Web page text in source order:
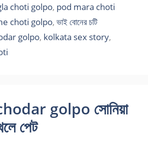
choti golpo, pod mara choti
choti golpo, ভাই বোনের চটি
golpo, kolkata sex story,
golpo সোনিয়া
পেট